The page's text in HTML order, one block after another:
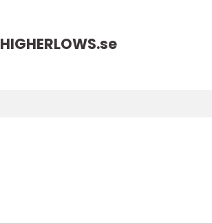
HIGHERLOWS.se